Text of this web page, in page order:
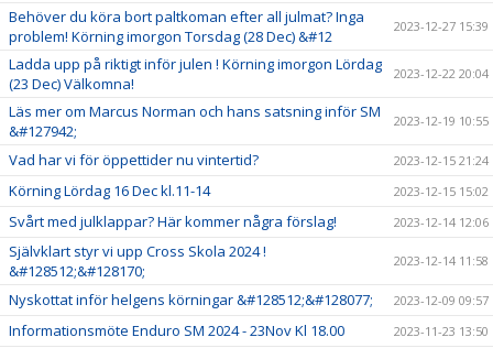
Behöver du köra bort paltkoman efter all julmat? Inga
problem! Körning imorgon Torsdag (28 Dec) &#12
2023-12-27 15:39
Ladda upp på riktigt inför julen ! Körning imorgon Lördag
(23 Dec) Välkomna!
2023-12-22 20:04
Läs mer om Marcus Norman och hans satsning inför SM
&#127942;
2023-12-19 10:55
Vad har vi för öppettider nu vintertid? 2023-12-15 21:24
Körning Lördag 16 Dec kl.11-14 2023-12-15 15:02
Svårt med julklappar? Här kommer några förslag! 2023-12-14 12:06
Självklart styr vi upp Cross Skola 2024 !
&#128512;&#128170;
2023-12-14 11:58
Nyskottat inför helgens körningar &#128512;&#128077; 2023-12-09 09:57
Informationsmöte Enduro SM 2024 - 23Nov Kl 18.00 2023-11-23 13:50